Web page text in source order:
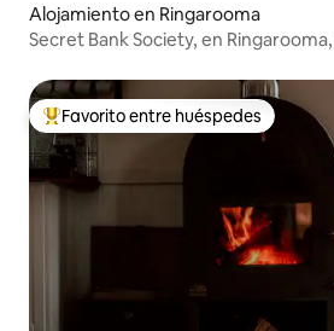
Alojamiento en Ringarooma
Secret Bank Society, en
Favorito entre los huéspedes más
Favorito entre huéspedes